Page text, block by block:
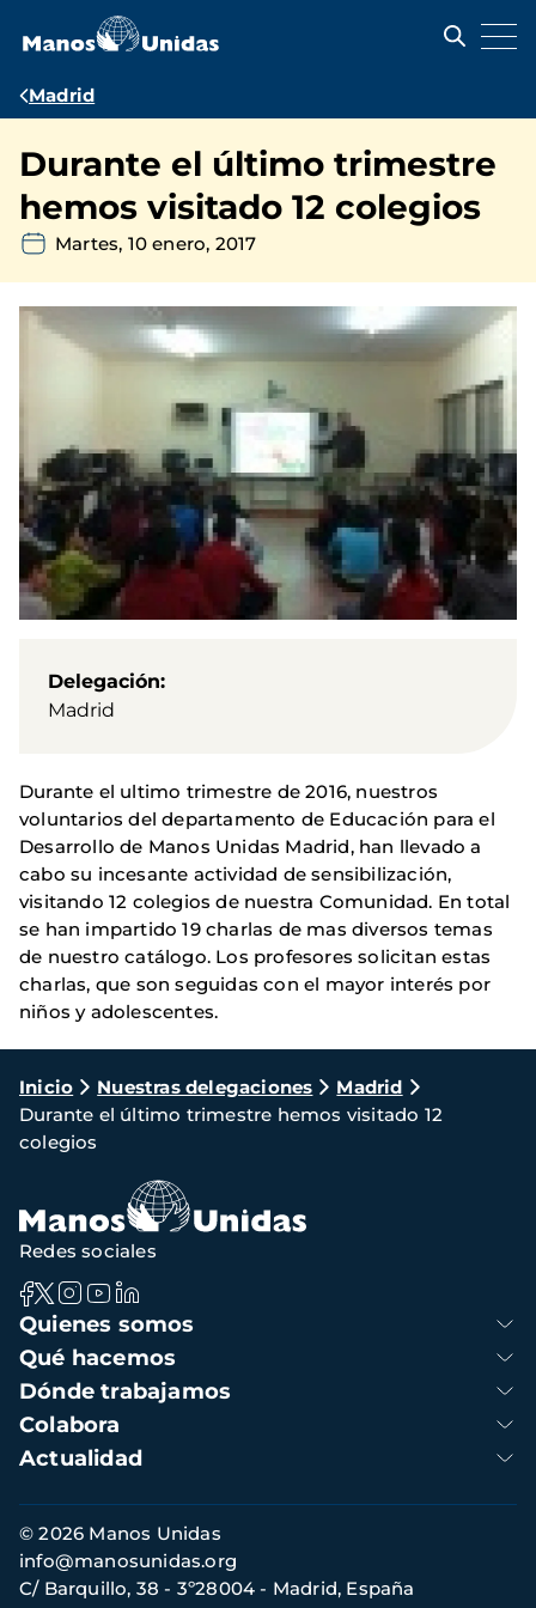
contenido
Ruta
navegación
Madrid
Durante el último trimestre
hemos visitado 12 colegios
Martes, 10 enero, 2017
Delegación
Madrid
Durante el ultimo trimestre de 2016, nuestros
voluntarios del departamento de Educación para el
Desarrollo de Manos Unidas Madrid, han llevado a
cabo su incesante actividad de sensibilización,
visitando 12 colegios de nuestra Comunidad. En total
se han impartido 19 charlas de mas diversos temas
de nuestro catálogo. Los profesores solicitan estas
charlas, que son seguidas con el mayor interés por
niños y adolescentes.
Ruta
de
navegación
Inicio Nuestras delegaciones
Madrid
Durante el último trimestre hemos visitado 12
colegios
Navegación
principal
Quienes somos
Qué hacemos
Dónde trabajamos
Colabora
Actualidad
Redes sociales
Información
de
contacto
© 2026 Manos Unidas
C/ Barquillo, 38 - 3º28004 - Madrid, España
info@manosunidas.org